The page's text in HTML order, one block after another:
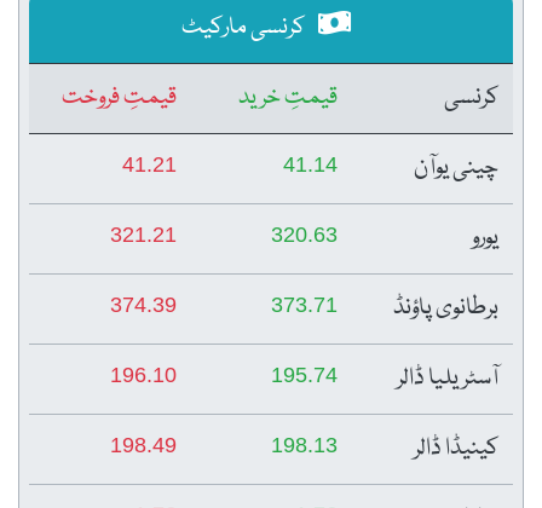
کرنسی مارکیٹ
کرنسی
قیمتِ خرید
قیمتِ فروخت
چینی یوآن
41.14
41.21
یورو 320.63
321.21
برطانوی پاؤنڈ 373.71
374.39
آسٹریلیا ڈالر 195.74
196.10
کینیڈا ڈالر 198.13
198.49